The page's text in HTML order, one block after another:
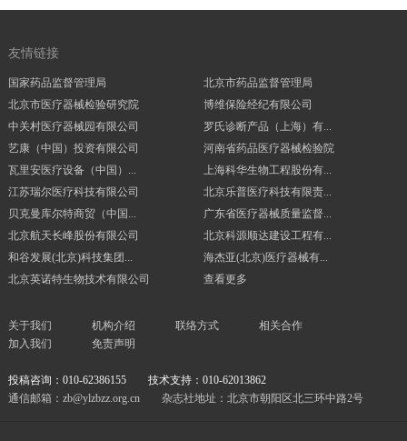
友情链接
国家药品监督管理局
北京市药品监督管理局
北京市医疗器械检验研究院
博维保险经纪有限公司
中关村医疗器械园有限公司
罗氏诊断产品（上海）有...
艺康（中国）投资有限公司
河南省药品医疗器械检验院
瓦里安医疗设备（中国）...
上海科华生物工程股份有...
江苏瑞尔医疗科技有限公司
北京乐普医疗科技有限责...
贝克曼库尔特商贸（中国...
广东省医疗器械质量监督...
北京航天长峰股份有限公司
北京科源顺达建设工程有...
和谷发展(北京)科技集团...
海杰亚(北京)医疗器械有...
北京英诺特生物技术有限公司
查看更多
关于我们 机构介绍 联络方式
相关合作
加入我们
免责声明
投稿咨询：010-62386155
技术支持：010-62013862
通信邮箱：zb@ylzbzz.org.cn
杂志社地址：北京市朝阳区北三环中路2号